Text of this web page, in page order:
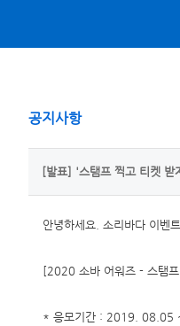
공지사항
[발표] '스탬프 찍고 티켓
안녕하세요. 소리바다 이벤
[2020 소바 어워즈 - 스탬
* 응모기간 : 2019.